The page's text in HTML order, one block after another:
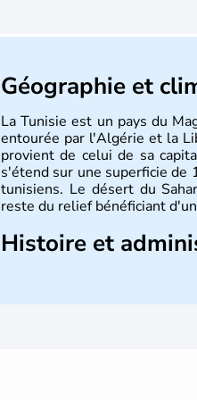
Géographie et
La Tunisie est un pays du
entourée par l'Algérie et la
provient de celui de sa
s'étend sur une superficie
tunisiens. Le désert du
reste du relief bénéficiant
Histoire et